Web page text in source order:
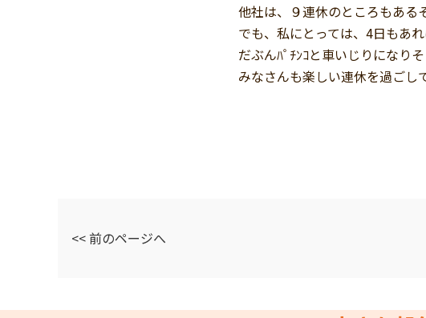
他社は、９連休のところもある
でも、私にとっては、4日もあ
だぶんﾊﾟﾁﾝｺと車いじりになりそ
みなさんも楽しい連休を過ごし
<< 前のページへ